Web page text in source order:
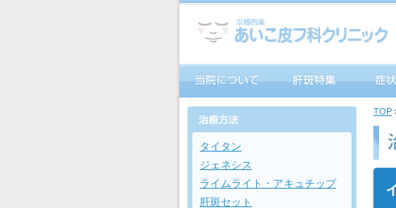
TOP
タイタン
ジェネシス
ライムライト・アキュチップ
肝斑セット